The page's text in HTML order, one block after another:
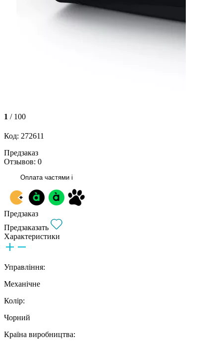
1 / 100
Код: 272611
Предзаказ
Отзывов: 0
Оплата частями i
Предзаказ
Предзаказать
Характеристики
Управління:
Механічне
Колір:
Чорний
Країна виробництва: